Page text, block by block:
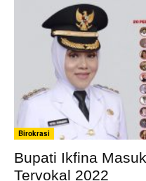
Birokrasi
Bupati Ikfina
Tervokal 2022